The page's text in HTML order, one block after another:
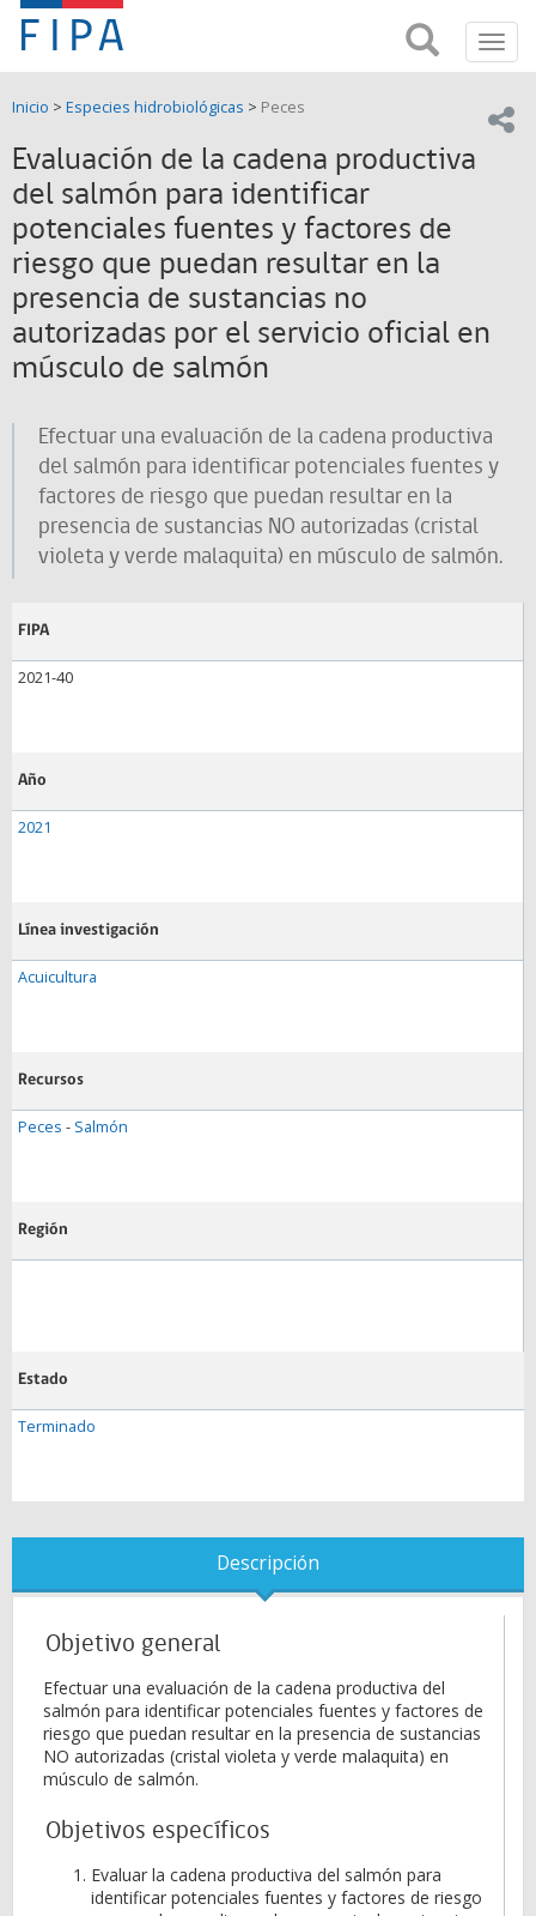
Fondo
de
Investigación
Pesquera
y
Acuicultura
(FIPA)-
SUBPESCA
FIPA;
Fondo
Investigación
y
de
Acuicultira
Inicio > Especies hidrobiológicas > Peces
Evaluación de la cadena productiva
del salmón para identificar
potenciales fuentes y factores de
riesgo que puedan resultar en la
presencia de sustancias no
autorizadas por el servicio oficial en
músculo de salmón
Efectuar una evaluación de la cadena productiva
del salmón para identificar potenciales fuentes y
factores de riesgo que puedan resultar en la
presencia de sustancias NO autorizadas (cristal
violeta y verde malaquita) en músculo de salmón.
FIPA
2021-40
Año
2021
Línea investigación
Acuicultura
Recursos
Peces - Salmón
Región
Estado
Terminado
Descripción
Objetivo general
Efectuar una evaluación de la cadena productiva del
salmón para identificar potenciales fuentes y factores de
riesgo que puedan resultar en la presencia de sustancias
NO autorizadas (cristal violeta y verde malaquita) en
músculo de salmón.
Objetivos específicos
Evaluar la cadena productiva del salmón para
identificar potenciales fuentes y factores de riesgo